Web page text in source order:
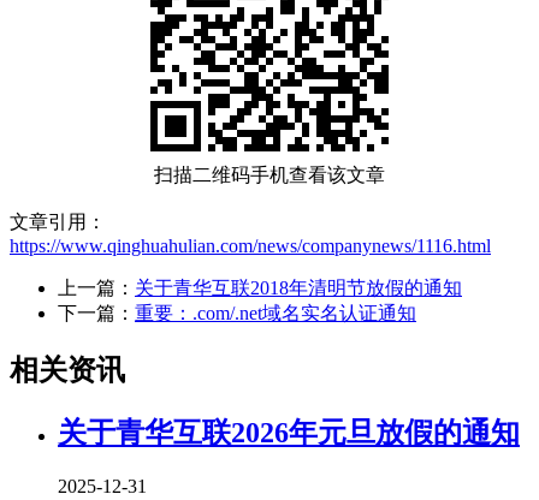
扫描二维码手机查看该文章
文章引用：
https://www.qinghuahulian.com/news/companynews/1116.html
上一篇： 关于青华互联2018年清明节放假的通知
下一篇： 重要：.com/.net域名实名认证通知
相关资讯
关于青华互联2026年元旦放假的通知
2025-12-31